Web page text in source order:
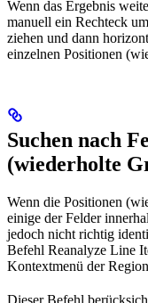
Wenn das Ergebnis
manuell ein Rechteck
ziehen und dann
einzelnen Positionen
Suchen nach
(wiederholte
Wenn die Positionen
einige der Felder
jedoch nicht richtig
Befehl Reanalyze Line
Kontextmenü der
Dieser Befehl